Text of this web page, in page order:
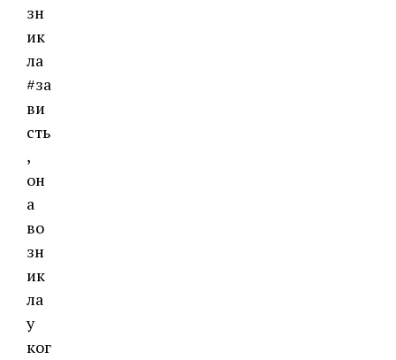
зн
ик
ла
#за
ви
сть
,
он
а
во
зн
ик
ла
у
ког